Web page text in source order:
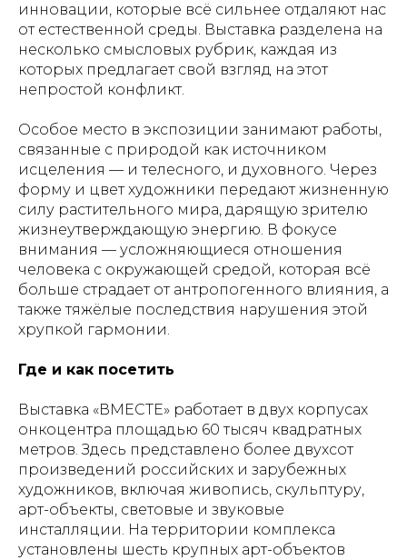
инновации, которые всё сильнее отдаляют нас
от естественной среды. Выставка разделена на
несколько смысловых рубрик, каждая из
которых предлагает свой взгляд на этот
непростой конфликт.
Особое место в экспозиции занимают работы,
связанные с природой как источником
исцеления — и телесного, и духовного. Через
форму и цвет художники передают жизненную
силу растительного мира, дарящую зрителю
жизнеутверждающую энергию. В фокусе
внимания — усложняющиеся отношения
человека с окружающей средой, которая всё
больше страдает от антропогенного влияния, а
также тяжёлые последствия нарушения этой
хрупкой гармонии.
Где и как посетить
Выставка «ВМЕСТЕ» работает в двух корпусах
онкоцентра площадью 60 тысяч квадратных
метров. Здесь представлено более двухсот
произведений российских и зарубежных
художников, включая живопись, скульптуру,
арт-объекты, световые и звуковые
инсталляции. На территории комплекса
установлены шесть крупных арт-объектов